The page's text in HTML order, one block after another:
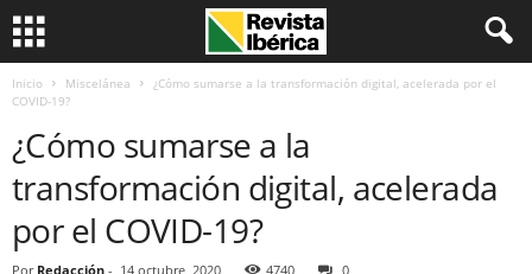
Inicio Miscelánea
¿Cómo sumarse a la transformación digital, acelerada por el
COVID-19?
¿Cómo sumarse a la
transformación digital, acelerada
por el COVID-19?
Por Redacción - 14 octubre, 2020 4740 0